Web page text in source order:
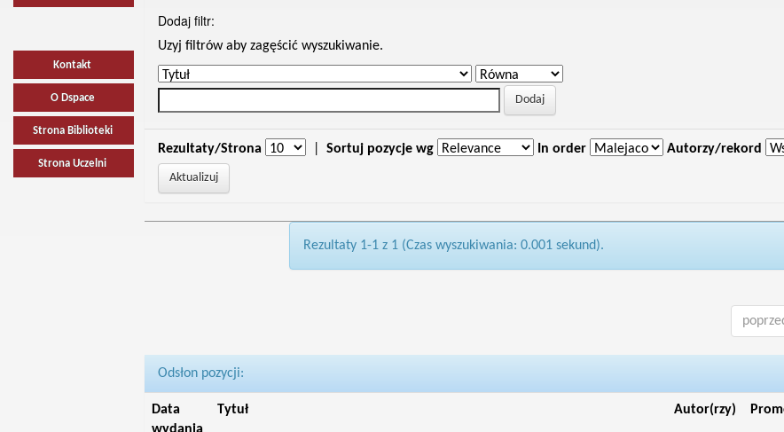
Kontakt
O Dspace
Strona Biblioteki
Strona Uczelni
Dodaj filtr:
Uzyj filtrów aby zagęścić wyszukiwanie.
Rezultaty/Strona Sortuj pozycje wg In order Autorzy/rekord
Rezultaty 1-1 z 1 (Czas wyszukiwania: 0.001 sekund).
Odsłon pozycji:
Data
Tytuł Autor(rzy)